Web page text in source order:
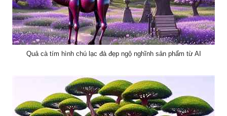
Quả cà tím hình chú lạc đà đẹp ngộ nghĩnh sản phẩm từ AI